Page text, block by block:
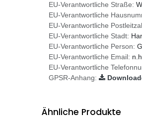
EU-Verantwortliche Straße:
EU-Verantwortliche
EU-Verantwortliche
EU-Verantwortliche Stadt:
EU-Verantwortliche Person:
EU-Verantwortliche Email:
EU-Verantwortliche
GPSR-Anhang:
Ähnliche Produkte